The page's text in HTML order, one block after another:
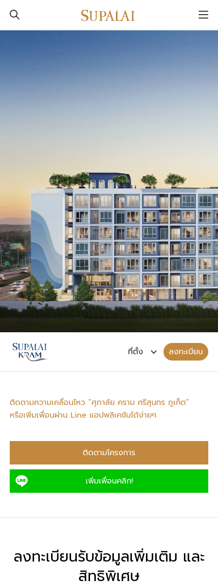
ลงทะเบียน
ติดตามความเคลื่อนไหว “ศุภาลัย คราม ศรีสุนทร ภูเก็ต”
หรือเพิ่มเพื่อนผ่าน Line แอปพลิเคชันได้ง่ายๆ
ติดตามโครงการ
เพิ่มเพื่อนคลิก!
ลงทะเบียนรับข้อมูลเพิ่มเติม และ
สิทธิพิเศษ